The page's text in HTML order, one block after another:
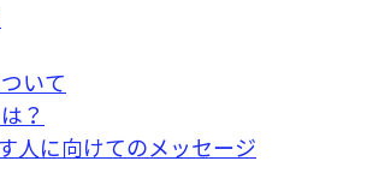
いて
？
人に向けてのメッセージ